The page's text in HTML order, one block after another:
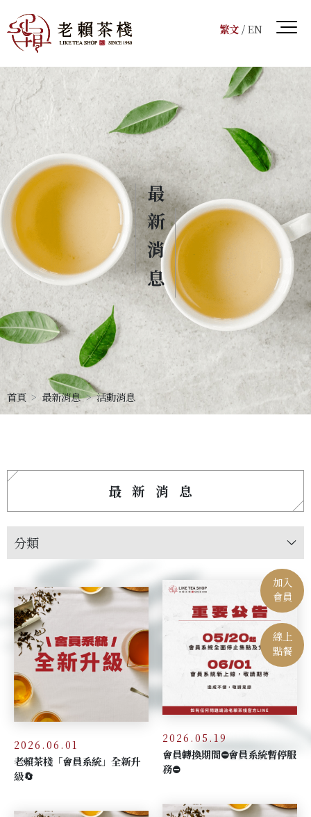
繁文 /EN
最新消息
首頁 最新消息 活動消息
最新消息
分類
2026.06.01
老賴茶棧「會員系統」全新升
級🔄
2026.05.19
會員轉換期間⛔會員系統暫停服
務⛔
加入
會員
線上
點餐